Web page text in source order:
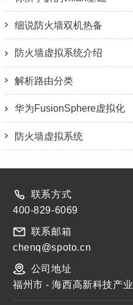
细说防火墙双机热备
防火墙虚拟系统介绍
解析路由分类
华为FusionSphere虚拟化
防火墙虚拟系统
联系方式
400-829-6069
联系邮箱
chenq@spoto.cn
公司地址
福州市 - 海西高新科技产